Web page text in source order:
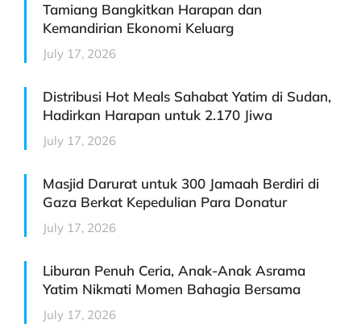
Tamiang Bangkitkan Harapan dan
Kemandirian Ekonomi Keluarg
July 17, 2026
Distribusi Hot Meals Sahabat Yatim di Sudan,
Hadirkan Harapan untuk 2.170 Jiwa
July 17, 2026
Masjid Darurat untuk 300 Jamaah Berdiri di
Gaza Berkat Kepedulian Para Donatur
July 17, 2026
Liburan Penuh Ceria, Anak-Anak Asrama
Yatim Nikmati Momen Bahagia Bersama
July 17, 2026